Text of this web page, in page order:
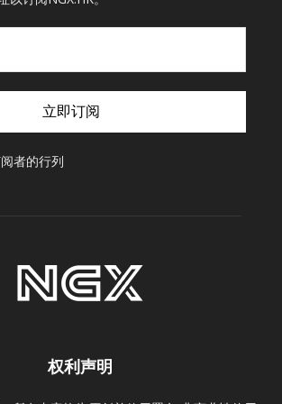
立即订阅
者的行列
权利声明